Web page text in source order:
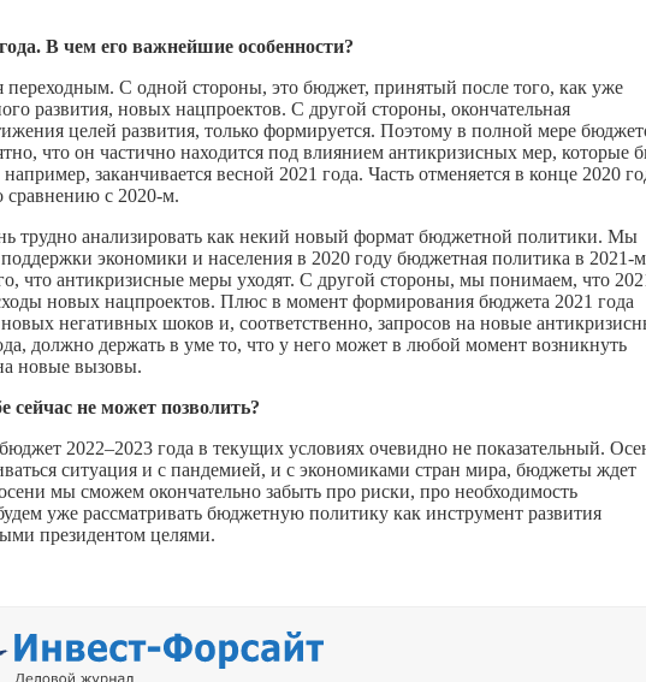
В чем его важнейшие особенности?
С одной стороны, это бюджет, принятый после того, как уже
развития, новых нацпроектов. С другой стороны, окончательная
целей развития, только формируется. Поэтому в полной мере
что он частично находится под влиянием антикризисных мер, которые
заканчивается весной 2021 года. Часть отменяется в конце 2020
сравнению с 2020-м.
трудно анализировать как некий новый формат бюджетной политики. Мы
экономики и населения в 2020 году бюджетная политика в 2021-м
что антикризисные меры уходят. С другой стороны, мы понимаем, что
новых нацпроектов. Плюс в момент формирования бюджета 2021 года
негативных шоков и, соответственно, запросов на новые
должно держать в уме то, что у него может в любой момент возникнуть
новые вызовы.
сейчас не может позволить?
2022–2023 года в текущих условиях очевидно не показательный.
ситуация и с пандемией, и с экономиками стран мира, бюджеты ждет
мы сможем окончательно забыть про риски, про необходимость
уже рассматривать бюджетную политику как инструмент развития
президентом целями.